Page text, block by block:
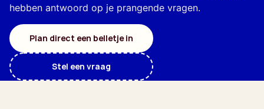
hebben antwoord op je prangende vragen.
Plan direct een belletje in
Stel een vraag